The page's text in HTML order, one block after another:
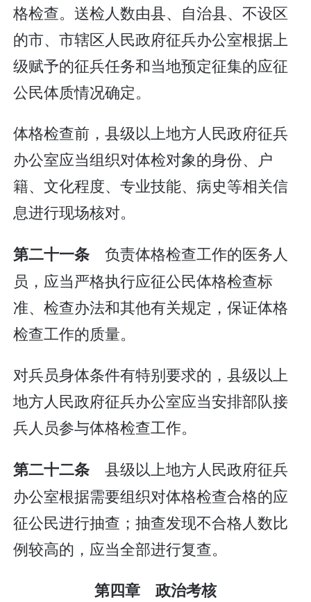
格检查。送检人数由县、自治县、不设区
的市、市辖区人民政府征兵办公室根据上
级赋予的征兵任务和当地预定征集的应征
公民体质情况确定。
体格检查前，县级以上地方人民政府征兵
办公室应当组织对体检对象的身份、户
籍、文化程度、专业技能、病史等相关信
息进行现场核对。
第二十一条 负责体格检查工作的医务人
员，应当严格执行应征公民体格检查标
准、检查办法和其他有关规定，保证体格
检查工作的质量。
对兵员身体条件有特别要求的，县级以上
地方人民政府征兵办公室应当安排部队接
兵人员参与体格检查工作。
第二十二条 县级以上地方人民政府征兵
办公室根据需要组织对体格检查合格的应
征公民进行抽查；抽查发现不合格人数比
例较高的，应当全部进行复查。
第四章 政治考核